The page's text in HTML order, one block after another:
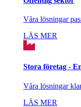
Våra lösningar
LÄS MER
Stora företag -
Våra lösningar
LÄS MER